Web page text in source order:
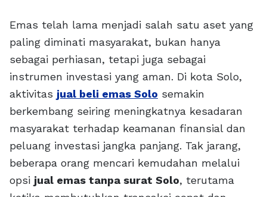
Emas telah lama menjadi salah satu aset yang
paling diminati masyarakat, bukan hanya
sebagai perhiasan, tetapi juga sebagai
instrumen investasi yang aman. Di kota Solo,
aktivitas jual beli emas Solo semakin
berkembang seiring meningkatnya kesadaran
masyarakat terhadap keamanan finansial dan
peluang investasi jangka panjang. Tak jarang,
beberapa orang mencari kemudahan melalui
opsi jual emas tanpa surat Solo, terutama